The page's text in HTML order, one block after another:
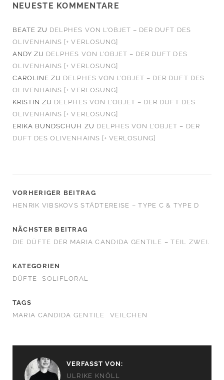
NEUESTE KOMMENTARE
BEATE ZU DELPHES VON L’OBJET – DER DUFT DES
OLIVENHAINS [+ VERLOSUNG]
ANDY ZU DELPHES VON L’OBJET – DER DUFT DES
OLIVENHAINS [+ VERLOSUNG]
CAROLINE ZU DELPHES VON L’OBJET – DER DUFT DES
OLIVENHAINS [+ VERLOSUNG]
KRISTIN ZU DELPHES VON L’OBJET – DER DUFT DES
OLIVENHAINS [+ VERLOSUNG]
ERIKA BUNDSCHUH ZU DELPHES VON L’OBJET – DER
DUFT DES OLIVENHAINS [+ VERLOSUNG]
VORHERIGER BEITRAG
HENRIK VIBSKOVS STÄDTEREISE – TYPE C & TYPE D
NÄCHSTER BEITRAG
DIE DÜFTE DER MARIA CANDIDA GENTILE – TEIL ZWEI.
KATEGORIEN
DÜFTE
SOLIFLORAL
TAGS
MARIA CANDIDA GENTILE
VEILCHEN
VERFASST VON:
ULRIKE KNÖLL